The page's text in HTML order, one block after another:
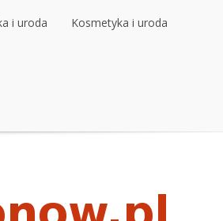
i uroda Kosmetyka i uroda